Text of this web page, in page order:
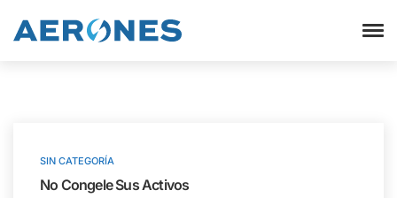
SIN CATEGORÍA
No Congele Sus Activos